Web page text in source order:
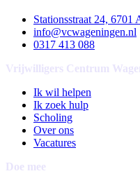
Stationsstraat 24, 6701
info@vcwageningen.nl
0317 413 088
Vrijwilligers Centrum
Ik wil helpen
Ik zoek hulp
Scholing
Over ons
Vacatures
Doe mee